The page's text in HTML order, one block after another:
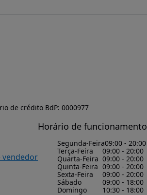
de crédito BdP: 0000977
vendedor
Horário de funcionamento
Segunda-Feira09:00 - 20:00
Terça-Feira
09:00 - 20:00
Quarta-Feira 09:00 - 20:00
Quinta-Feira 09:00 - 20:00
Sexta-Feira
09:00 - 20:00
Sábado
09:00 - 18:00
Domingo
10:30 - 18:00